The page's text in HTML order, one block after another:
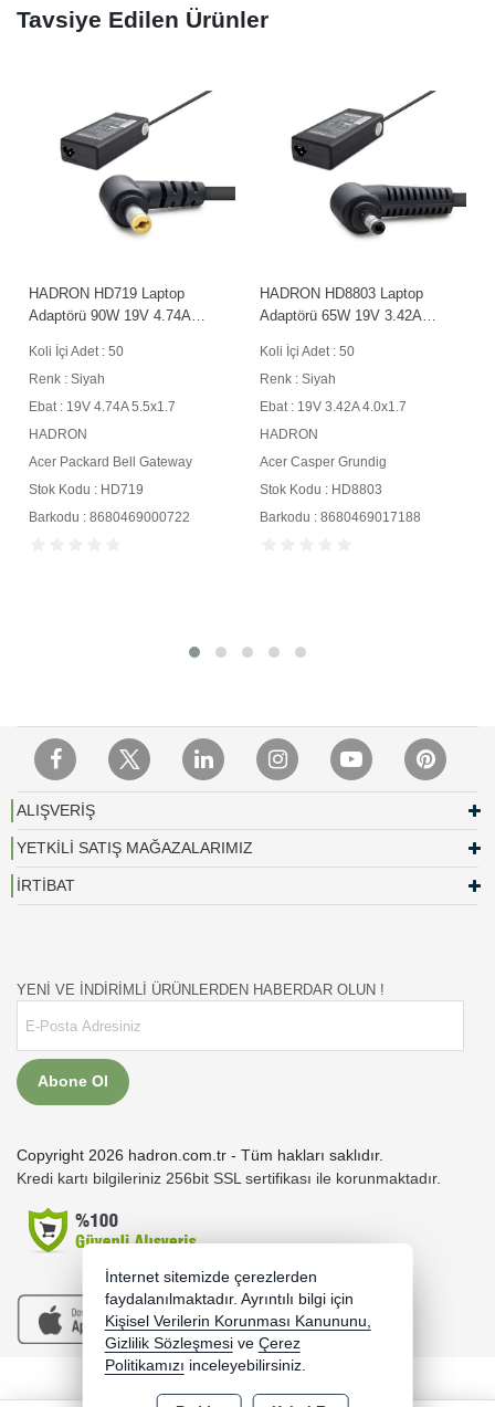
Tavsiye Edilen Ürünler
HADRON HD719 Laptop
Adaptörü 90W 19V 4.74A
Koli İçi Adet : 50
Renk : Siyah
Ebat : 19V 4.74A 5.5x1.7
HADRON
Acer Packard Bell Gateway
Stok Kodu : HD719
Barkodu : 8680469000722
HADRON HD8803 Laptop
Adaptörü 65W 19V 3.42A
Koli İçi Adet : 50
Renk : Siyah
Ebat : 19V 3.42A 4.0x1.7
HADRON
Acer Casper Grundig
Stok Kodu : HD8803
Barkodu : 8680469017188
ALIŞVERİŞ
YETKİLİ SATIŞ MAĞAZALARIMIZ
İRTİBAT
YENİ VE İNDİRİMLİ ÜRÜNLERDEN HABERDAR OLUN !
Abone Ol
Copyright 2026 hadron.com.tr - Tüm hakları saklıdır.
Kredi kartı bilgileriniz 256bit SSL sertifikası ile korunmaktadır.
Bu site AKINSOFT E-Ticaret ile hazırlanmıştır.
İnternet sitemizde çerezlerden
faydalanılmaktadır. Ayrıntılı bilgi için
Kişisel Verilerin Korunması Kanununu,
Gizlilik Sözleşmesi ve Çerez
Politikamızı inceleyebilirsiniz.